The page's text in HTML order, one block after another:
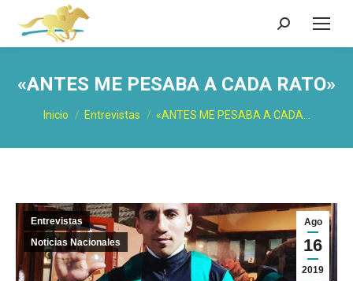
Buscar:
«ANTES ME PESABA A CADA RATO»
Estás aquí:
Inicio Entrevistas «ANTES ME PESABA A CADA…
Ago
16
2019
Entrevistas
Noticias Nacionales